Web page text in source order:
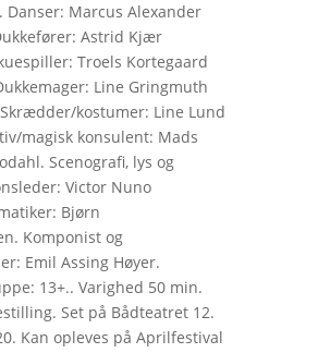
Danser: Marcus Alexander
Astrid Kjær
Troels Kortegaard
Line Gringmuth
kostumer: Line Lund
magisk konsulent: Mads
Scenografi, lys og
Victor Nuno
Bjørn
Komponist og
Emil Assing Høyer.
13+.. Varighed 50 min.
Set på Bådteatret 12.
Kan opleves på Aprilfestival